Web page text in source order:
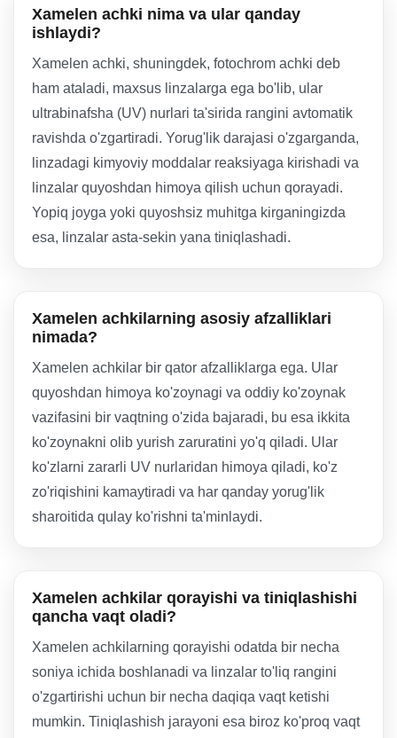
Xamelen achki nima va ular qanday
ishlaydi?
Xamelen achki, shuningdek, fotochrom achki deb
ham ataladi, maxsus linzalarga ega bo'lib, ular
ultrabinafsha (UV) nurlari ta'sirida rangini avtomatik
ravishda o'zgartiradi. Yorug'lik darajasi o'zgarganda,
linzadagi kimyoviy moddalar reaksiyaga kirishadi va
linzalar quyoshdan himoya qilish uchun qorayadi.
Yopiq joyga yoki quyoshsiz muhitga kirganingizda
esa, linzalar asta-sekin yana tiniqlashadi.
Xamelen achkilarning asosiy afzalliklari
nimada?
Xamelen achkilar bir qator afzalliklarga ega. Ular
quyoshdan himoya ko'zoynagi va oddiy ko'zoynak
vazifasini bir vaqtning o'zida bajaradi, bu esa ikkita
ko'zoynakni olib yurish zaruratini yo'q qiladi. Ular
ko'zlarni zararli UV nurlaridan himoya qiladi, ko'z
zo'riqishini kamaytiradi va har qanday yorug'lik
sharoitida qulay ko'rishni ta'minlaydi.
Xamelen achkilar qorayishi va tiniqlashishi
qancha vaqt oladi?
Xamelen achkilarning qorayishi odatda bir necha
soniya ichida boshlanadi va linzalar to'liq rangini
o'zgartirishi uchun bir necha daqiqa vaqt ketishi
mumkin. Tiniqlashish jarayoni esa biroz ko'proq vaqt